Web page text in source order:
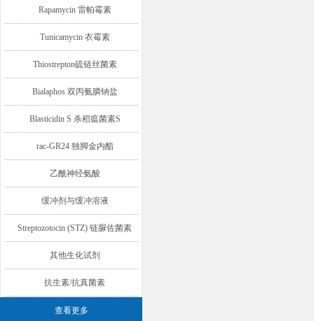
Rapamycin 雷帕霉素
Tunicamycin 衣霉素
Thiostrepton硫链丝菌素
Bialaphos 双丙氨膦钠盐
Blasticidin S 杀稻瘟菌素S
rac-GR24 独脚金内酯
乙酰神经氨酸
缓冲剂与缓冲溶液
Streptozotocin (STZ) 链脲佐菌素
其他生化试剂
抗生素/抗真菌素
查看更多